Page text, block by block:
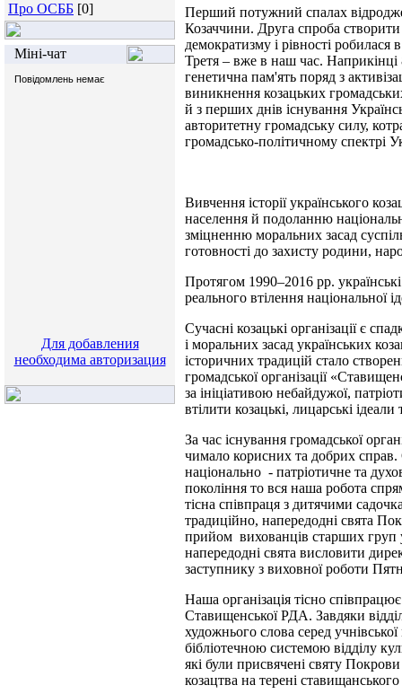
Про ОСББ [0]
Міні-чат
Для добавления
необходима авторизация
Перший потужний спалах
Козаччини. Друга спроба
демократизму і рівності
Третя – вже в наш час. Наприкінці
генетична пам'ять поряд з
виникнення козацьких
й з перших днів існування
авторитетну громадську силу,
громадсько-політичному спектрі
Вивчення історії українського
населення й подоланню
зміцненню моральних засад
готовності до захисту родини,
Протягом 1990–2016 рр.
реального втілення національної
Сучасні козацькі організації є
і моральних засад українських
історичних традицій стало
громадської організації
за ініціативою небайдужої,
втілити козацькі, лицарські
За час існування громадської
чимало корисних та добрих справ.
національно - патріотичне та
покоління то вся наша робота
тісна співпраця з дитячими
традиційно, напередодні свята
прийом вихованців старших груп
напередодні свята висловити
заступнику з виховної роботи
Наша організація тісно
Ставищенської РДА. Завдяки
художнього слова серед
бібліотечною системою відділу
які були присвячені святу
козацтва на терені